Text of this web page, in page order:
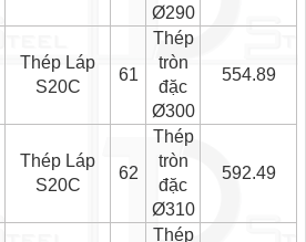
Ø290
Thép Láp
S20C
61
Thép
tròn
đặc
Ø300
554.89
Thép Láp
S20C
62
Thép
tròn
đặc
Ø310
592.49
Thép